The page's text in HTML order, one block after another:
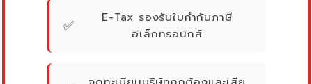
✅
E-Tax รองรับใบกำกับภาษี
อิเล็กทรอนิกส์